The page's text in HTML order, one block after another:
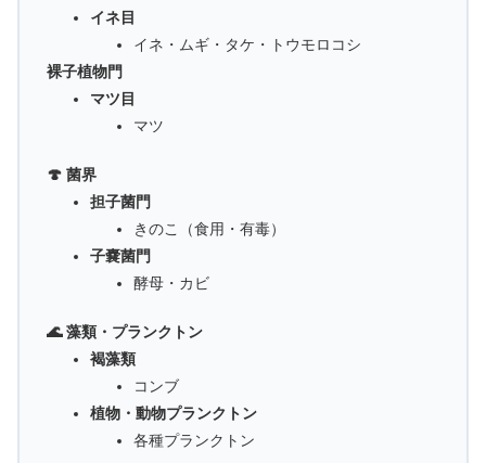
イネ目
イネ・ムギ・タケ・トウモロコシ
裸子植物門
マツ目
マツ
🍄 菌界
担子菌門
きのこ（食用・有毒）
子嚢菌門
酵母・カビ
🌊 藻類・プランクトン
褐藻類
コンブ
植物・動物プランクトン
各種プランクトン